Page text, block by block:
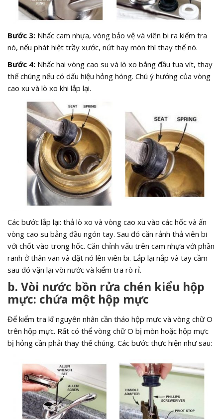
Bước 3: Nhấc cam nhựa, vòng bảo vệ và viên bi ra kiểm tra
nó, nếu phát hiệt trầy xước, nứt hay mòn thì thay thế nó.
Bước 4: Nhấc hai vòng cao su và lò xo bằng đầu tua vít, thay
thế chúng nếu có dấu hiệu hỏng hóng. Chú ý hướng của vòng
cao xu và lò xo khi lắp lại.
Các bước lắp lại: thả lò xo và vòng cao xu vào các hốc và ấn
vòng cao su bằng đầu ngón tay. Sau đó căn rảnh thả viên bi
với chốt vào trong hốc. Căn chỉnh vấu trên cam nhựa với phần
rãnh ở thân van và đặt nó lên viên bi. Lắp lại nắp và tay cầm
sau đó vặn lại vòi nước và kiểm tra rò rỉ.
b. Vòi nước bồn rửa chén kiểu hộp
mực: chứa một hộp mực
Để kiểm tra kĩ nguyên nhân cần tháo hộp mực và vòng chữ O
trên hộp mực. Rất có thể vòng chữ O bị mòn hoặc hộp mực
bị hỏng cần phải thay thế chúng. Các bước thực hiện như sau: